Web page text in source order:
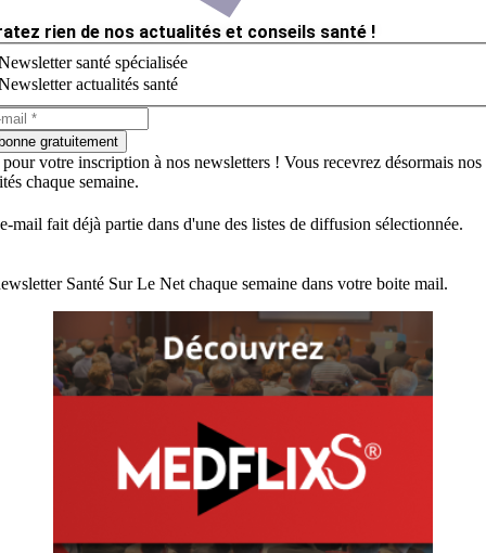
rien de nos actualités et conseils santé !
santé spécialisée
actualités santé
gratuitement
votre inscription à nos newsletters ! Vous recevrez désormais nos
chaque semaine.
mail fait déjà partie dans d'une des listes de diffusion sélectionnée.
Santé Sur Le Net chaque semaine dans votre boite mail.